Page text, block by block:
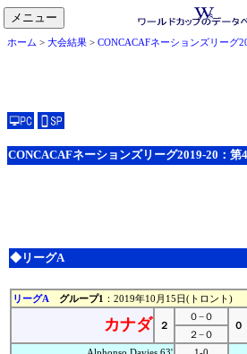
メニュー
toggle
navigation
ホーム > 大会結果 > CONCACAFネーションズリーグ
CONCACAFネーションズリーグ2019-20：第
◆リーグA
リーグA グループ1 ：2019年10月15日(トロント)
カナダ ２
０−０
０
２−０